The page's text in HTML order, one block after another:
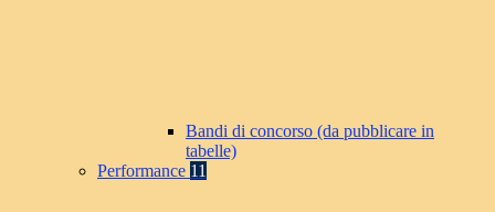
Bandi di concorso (da pubblicare in
tabelle)
Performance 11